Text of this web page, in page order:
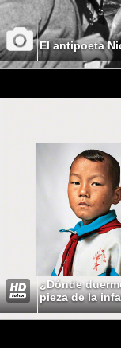
El antipoeta
¿Dónde
pieza de la